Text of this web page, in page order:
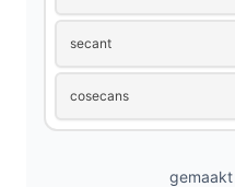
secant
cosecans